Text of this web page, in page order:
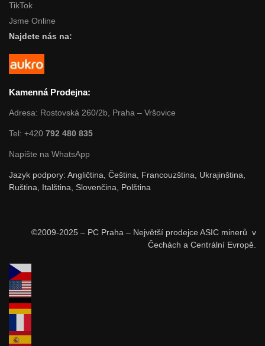
TikTok
Jsme Online
Najdete nás na:
Kamenná Prodejna:
Adresa: Rostovská 260/2b, Praha – Vršovice
Tel: +420 792 480 835
Napište na WhatsApp
Jazyk podpory: Angličtina, Čeština, Francouzština, Ukrajinština,
Ruština, Italština, Slovenčina, Polština
©2009-2025 – PC Praha – Největší prodejce ASIC minerů v
Čechách a Centrální Evropě.